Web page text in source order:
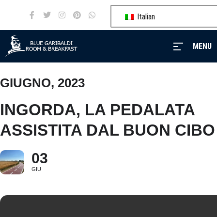
Italian
MENU
Blue
Garibaldi
I
nostri
Camere
GIUGNO, 2023
INGORDA, LA PEDALATA
ASSISTITA DAL BUON CIBO
03
GIU